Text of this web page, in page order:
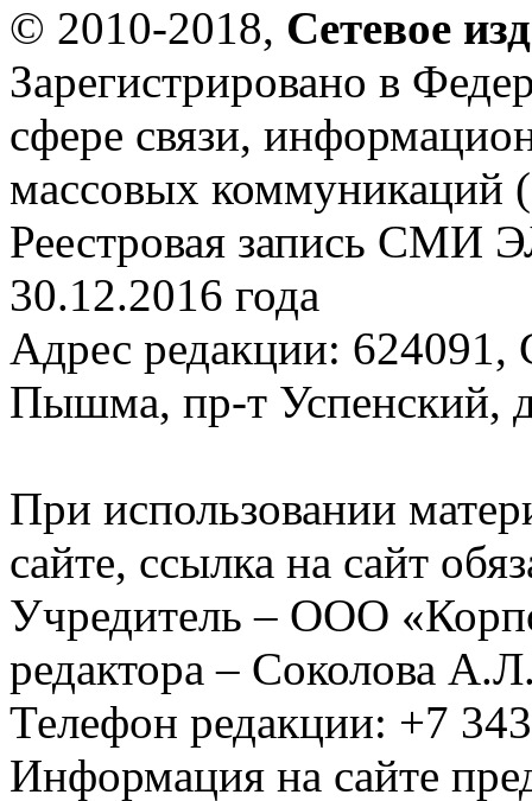
© 2010-2018, Сетевое
Зарегистрировано в
сфере связи,
массовых коммуникаций
Реестровая запись СМИ
30.12.2016 года
Адрес редакции: 624091,
Пышма, пр-т Успенский,
При использовании
сайте, ссылка на сайт
Учредитель – ООО
редактора – Соколова
Телефон редакции: +7
Информация на сайте